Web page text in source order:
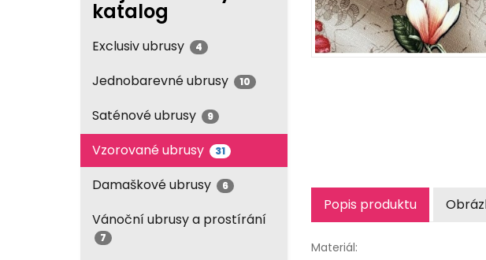
katalog
Exclusiv ubrusy 4
Jednobarevné ubrusy 10
Saténové ubrusy 9
Vzorované ubrusy 31
Damaškové ubrusy 6
Vánoční ubrusy a prostírání
7
Popis produktu
Materiál: